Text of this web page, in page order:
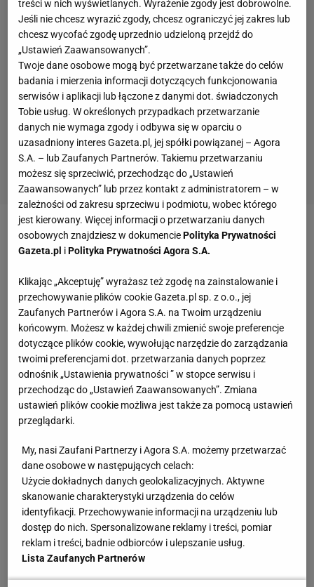
91 proc. dziewcząt i 89 proc. chłopców
uprawiających sport doświadczyło przemocy,
83 proc. badanych spotkała krzywda ze strony
współzawodników, a 72 proc. zostało
skrzywdzonych przez osobę sprawującą opiekę i
kontrolę (zdecydowanie najczęściej chodziło o
trenerów - 74 proc.)
najczęstszą formą przemocy stosowaną przez
opiekunów jest przemoc emocjonalna (65,4
przemoc seksualna (11,1 proc.)
częściej krzywdzeni są zawodnicy i zawodniczki
trenujący sporty zespołowe - 89,0 proc. niż sporty
kontaktowe - 74,2 proc. i sporty indywidualne - 70
proc.
treści w nich wyświetlanych. Wyrażenie zgody jest dobrowolne.
Jeśli nie chcesz wyrazić zgody, chcesz ograniczyć jej zakres lub
chcesz wycofać zgodę uprzednio udzieloną przejdź do
„Ustawień Zaawansowanych”.
Twoje dane osobowe mogą być przetwarzane także do celów
badania i mierzenia informacji dotyczących funkcjonowania
serwisów i aplikacji lub łączone z danymi dot. świadczonych
Tobie usług. W określonych przypadkach przetwarzanie
danych nie wymaga zgody i odbywa się w oparciu o
uzasadniony interes Gazeta.pl, jej spółki powiązanej – Agora
S.A. – lub Zaufanych Partnerów. Takiemu przetwarzaniu
możesz się sprzeciwić, przechodząc do „Ustawień
Zaawansowanych” lub przez kontakt z administratorem – w
zależności od zakresu sprzeciwu i podmiotu, wobec którego
jest kierowany. Więcej informacji o przetwarzaniu danych
osobowych znajdziesz w dokumenciePolityka Prywatności
Gazeta.pl iPolityka Prywatności Agora S.A.
Klikając „Akceptuję” wyrażasz też zgodę na zainstalowanie i
przechowywanie plików cookie Gazeta.pl sp. z o.o., jej
Zaufanych Partnerów i Agora S.A. na Twoim urządzeniu
końcowym. Możesz w każdej chwili zmienić swoje preferencje
dotyczące plików cookie, wywołując narzędzie do zarządzania
twoimi preferencjami dot. przetwarzania danych poprzez
odnośnik „Ustawienia prywatności ” w stopce serwisu i
przechodząc do „Ustawień Zaawansowanych”. Zmiana
ustawień plików cookie możliwa jest także za pomocą ustawień
przeglądarki.
My, nasi Zaufani Partnerzy i Agora S.A. możemy przetwarzać
dane osobowe w następujących celach:
Użycie dokładnych danych geolokalizacyjnych. Aktywne
skanowanie charakterystyki urządzenia do celów
identyfikacji. Przechowywanie informacji na urządzeniu lub
dostęp do nich. Spersonalizowane reklamy i treści, pomiar
reklam i treści, badnie odbiorców i ulepszanie usług.
Lista Zaufanych Partnerów